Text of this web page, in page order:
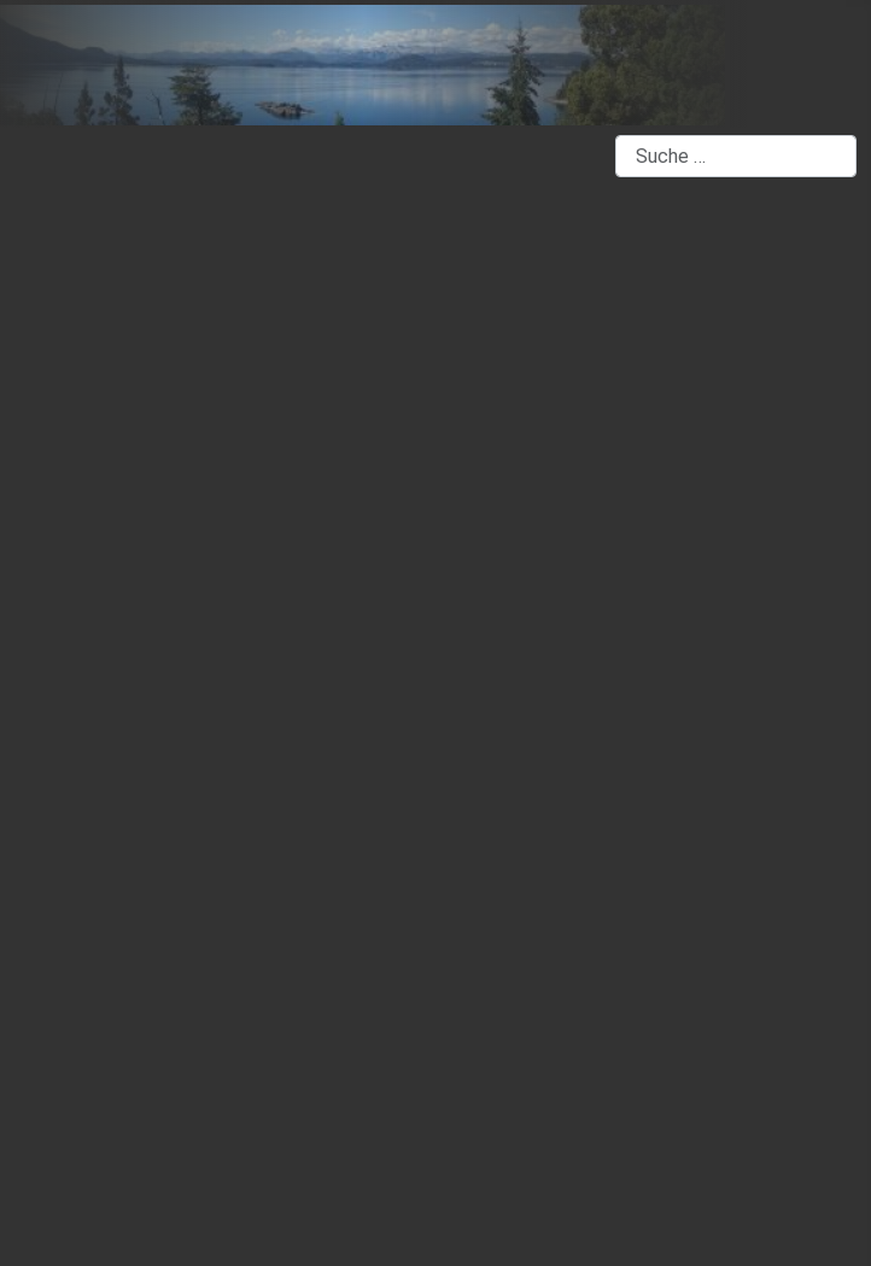
Suchen